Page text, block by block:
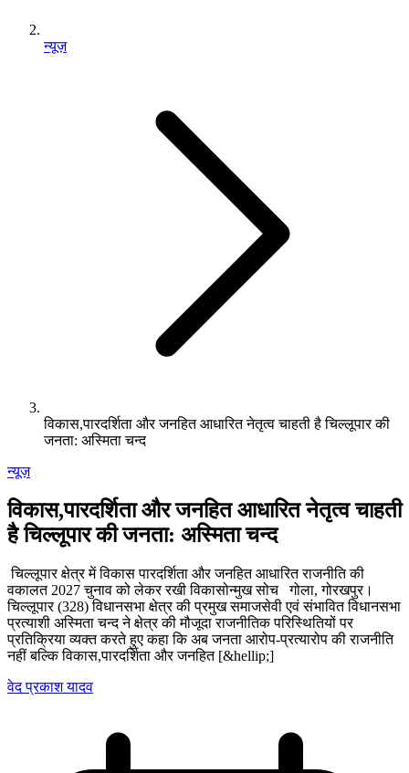
न्यूज़
विकास,पारदर्शिता और जनहित आधारित नेतृत्व चाहती है चिल्लूपार की
जनता: अस्मिता चन्द
न्यूज़
विकास,पारदर्शिता और जनहित आधारित नेतृत्व चाहती
है चिल्लूपार की जनता: अस्मिता चन्द
चिल्लूपार क्षेत्र में विकास पारदर्शिता और जनहित आधारित राजनीति की
वकालत 2027 चुनाव को लेकर रखी विकासोन्मुख सोच गोला, गोरखपुर।
चिल्लूपार (328) विधानसभा क्षेत्र की प्रमुख समाजसेवी एवं संभावित विधानसभा
प्रत्याशी अस्मिता चन्द ने क्षेत्र की मौजूदा राजनीतिक परिस्थितियों पर
प्रतिक्रिया व्यक्त करते हुए कहा कि अब जनता आरोप-प्रत्यारोप की राजनीति
नहीं बल्कि विकास,पारदर्शिता और जनहित [&hellip;]
वेद प्रकाश यादव